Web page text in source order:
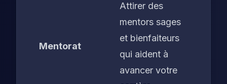
Mentorat
Attirer des
mentors sages
et bienfaiteurs
qui aident à
avancer votre